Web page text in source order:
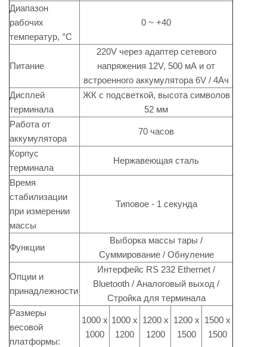
Диапазон
рабочих
температур, °C
0 ~ +40
Питание
220V через адаптер сетевого
напряжения 12V, 500 мА и от
встроенного аккумулятора 6V / 4Ач
Дисплей
терминала
ЖК с подсветкой, высота символов
52 мм
Работа от
аккумулятора
70 часов
Корпус
терминала
Нержавеющая сталь
Время
стабилизации
при измерении
массы
Типовое - 1 секунда
Функции
Выборка массы тары /
Суммирование / Обнуление
Опции и
принадлежности
Интерфейс RS 232 Ethernet /
Bluetooth / Аналоговый выход /
Стройка для терминала
Размеры
весовой
платформы:
1000 x
1000
1000 x
1200
1200 x
1200
1200 x
1500
1500 x
1500